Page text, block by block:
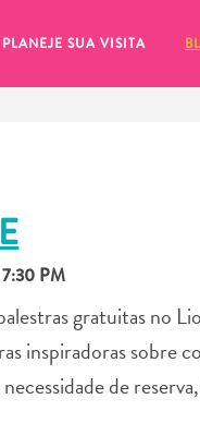
PLANEJE SUA VISITA
PM
gratuitas no
inspiradoras sobre
de